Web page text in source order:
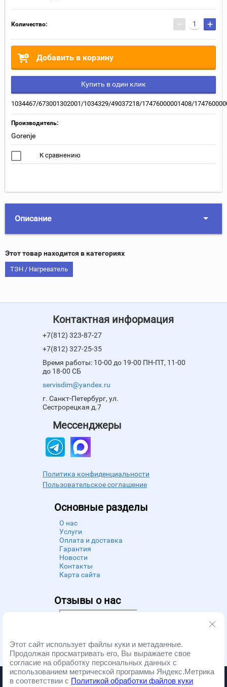
Количество: − +
Добавить в корзину
Купить в один клик
1034467/673001302001/1034329/49037218/17476000001408/
Производитель:
Gorenje
К сравнению
Описание
Этот товар находится в категориях
ТЭН / Нагреватель
Контактная информация
+7(812) 323-87-27
+7(812) 327-25-35
Время работы: 10-00 до 19-00 ПН-ПТ, 11-00
до 18-00 СБ
servisdim@yandex.ru
г. Санкт-Петербург, ул.
Сестрорецкая д.7
Мессенджеры
Политика конфиденциальности
Пользовательское соглашение
Основные разделы
О нас
Услуги
Оплата и доставка
Гарантия
Новости
Контакты
Карта сайта
Отзывы о нас
Powered byZoon
Запчасти и ремонт бытовой техники. Copyright © 2012 - 2026
Этот сайт использует файлы куки и метаданные.
Продолжая просматривать его, Вы выражаете свое
согласие на обработку персональных данных с
использованием метрической программы Яндекс.Метрика
в соответствии с Политикой обработки файлов куки